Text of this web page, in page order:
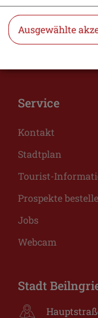
Was erledige ich
Aktuelles
Service
Kontakt
Stadtplan
Tourist-
Prospekte
Jobs
Webcam
Stadt
Ausgewählte